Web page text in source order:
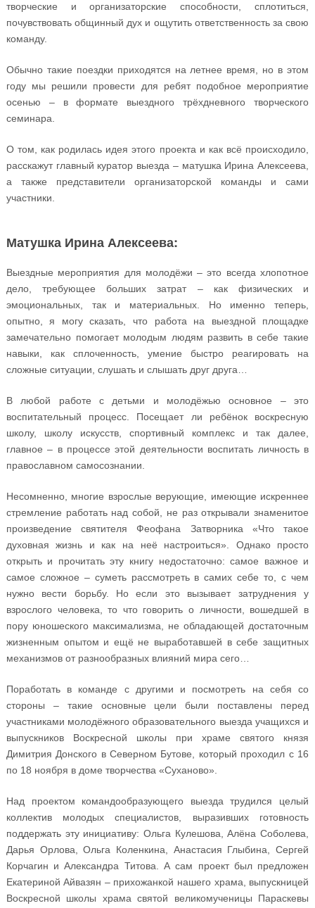
творческие и организаторские способности, сплотиться,
почувствовать общинный дух и ощутить ответственность за свою
команду.
Обычно такие поездки приходятся на летнее время, но в этом
году мы решили провести для ребят подобное мероприятие
осенью – в формате выездного трёхдневного творческого
семинара.
О том, как родилась идея этого проекта и как всё происходило,
расскажут главный куратор выезда – матушка Ирина Алексеева,
а также представители организаторской команды и сами
участники.
Матушка Ирина Алексеева:
Выездные мероприятия для молодёжи – это всегда хлопотное
дело, требующее больших затрат – как физических и
эмоциональных, так и материальных. Но именно теперь,
опытно, я могу сказать, что работа на выездной площадке
замечательно помогает молодым людям развить в себе такие
навыки, как сплоченность, умение быстро реагировать на
сложные ситуации, слушать и слышать друг друга…
В любой работе с детьми и молодёжью основное – это
воспитательный процесс. Посещает ли ребёнок воскресную
школу, школу искусств, спортивный комплекс и так далее,
главное – в процессе этой деятельности воспитать личность в
православном самосознании.
Несомненно, многие взрослые верующие, имеющие искреннее
стремление работать над собой, не раз открывали знаменитое
произведение святителя Феофана Затворника «Что такое
духовная жизнь и как на неё настроиться». Однако просто
открыть и прочитать эту книгу недостаточно: самое важное и
самое сложное – суметь рассмотреть в самих себе то, с чем
нужно вести борьбу. Но если это вызывает затруднения у
взрослого человека, то что говорить о личности, вошедшей в
пору юношеского максимализма, не обладающей достаточным
жизненным опытом и ещё не выработавшей в себе защитных
механизмов от разнообразных влияний мира сего…
Поработать в команде с другими и посмотреть на себя со
стороны – такие основные цели были поставлены перед
участниками молодёжного образовательного выезда учащихся и
выпускников Воскресной школы при храме святого князя
Димитрия Донского в Северном Бутове, который проходил с 16
по 18 ноября в доме творчества «Суханово».
Над проектом командообразующего выезда трудился целый
коллектив молодых специалистов, выразивших готовность
поддержать эту инициативу: Ольга Кулешова, Алёна Соболева,
Дарья Орлова, Ольга Коленкина, Анастасия Глыбина, Сергей
Корчагин и Александра Титова. А сам проект был предложен
Екатериной Айвазян – прихожанкой нашего храма, выпускницей
Воскресной школы храма святой великомученицы Параскевы